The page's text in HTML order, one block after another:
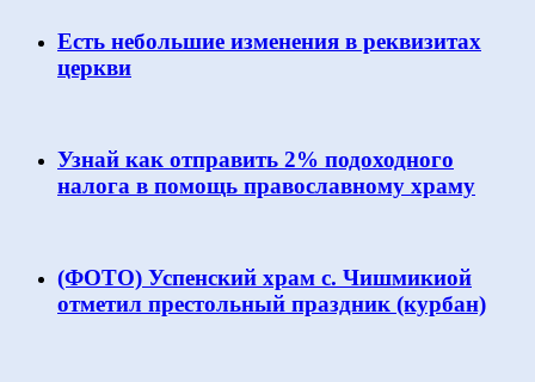
Есть небольшие изменения в реквизитах
церкви
Узнай как отправить 2% подоходного
налога в помощь православному храму
(ФОТО) Успенский храм с. Чишмикиой
отметил престольный праздник (курбан)